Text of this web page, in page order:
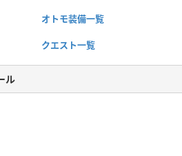
オトモ装備一覧
クエスト一覧
ル